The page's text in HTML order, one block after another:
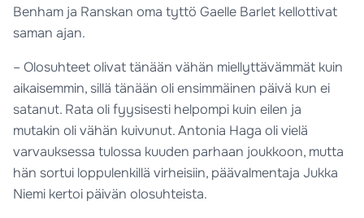
Benham ja Ranskan oma tyttö Gaelle Barlet kellottivat
saman ajan.
– Olosuhteet olivat tänään vähän miellyttävämmät kuin
aikaisemmin, sillä tänään oli ensimmäinen päivä kun ei
satanut. Rata oli fyysisesti helpompi kuin eilen ja
mutakin oli vähän kuivunut. Antonia Haga oli vielä
varvauksessa tulossa kuuden parhaan joukkoon, mutta
hän sortui loppulenkillä virheisiin, päävalmentaja Jukka
Niemi kertoi päivän olosuhteista.